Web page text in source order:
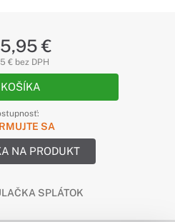
€
€ bez DPH
SA
NA PRODUKT
SPLÁTOK